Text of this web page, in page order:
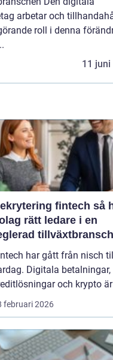
arbetar och
roll i denna
11 juni
fintech så hittar
rätt ledare i en
tillväxtbransch
har gått från nisch
Digitala betalningar,
och krypto
februari 2026